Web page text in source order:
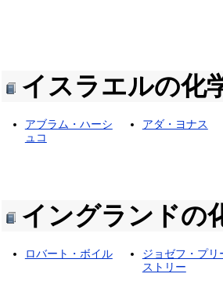
イスラエルの化
アブラム・ハーシ
ュコ
アダ・ヨナス
イングランドの
ロバート・ボイル
ジョゼフ・プリ
ストリー